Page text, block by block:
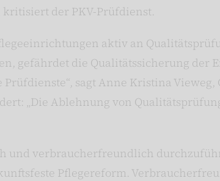
der PKV-Prüfdienst.
aktiv an
gefährdet die Qualitätssicherung der
sagt Anne Kristina Vieweg,
„Die Ablehnung von
und verbraucherfreundlich
Pflegereform.